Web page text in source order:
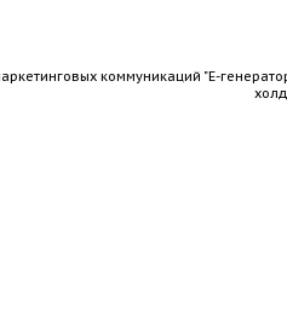
коммуникаций "Е-